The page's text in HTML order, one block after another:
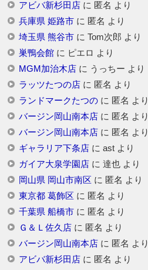
アビバ新杉田店に 匿名 より
兵庫県 姫路市に 匿名 より
埼玉県 熊谷市に Tom次郎 より
巣鴨会館に ピエロ より
MGM加治木店に うっちー より
ラッツたつの店に 匿名 より
ランドマークたつのに 匿名 より
バージン岡山南本店に 匿名 より
バージン岡山南本店に 匿名 より
ギャラリア下条店に astより
ガイア大泉学園店に 達也より
岡山県 岡山市南区 に 匿名 より
東京都 葛飾区 に 匿名 より
千葉県 船橋市に 匿名 より
Ｇ＆Ｌ佐久店に 匿名 より
バージン岡山南本店に 匿名 より
アビバ新杉田店に 匿名 より